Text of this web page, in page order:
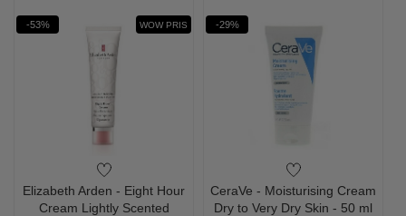
-53% WOW PRIS
Elizabeth Arden - Eight Hour
Cream Lightly Scented
-29%
CeraVe - Moisturising Cream
Dry to Very Dry Skin - 50 ml